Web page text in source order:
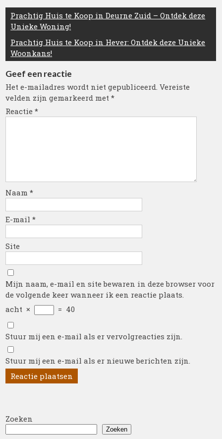
Berichtnavigatie
Prachtig Huis te Koop in Deurne Zuid – Ontdek deze
Unieke Woning!
Prachtig Huis te Koop in Hever: Ontdek deze Unieke
Woonkans!
Geef een reactie
Het e-mailadres wordt niet gepubliceerd. Vereiste
velden zijn gemarkeerd met*
Reactie*
Naam*
E-mail*
Site
Mijn naam, e-mail en site bewaren in deze browser voor
de volgende keer wanneer ik een reactie plaats.
acht × = 40
Stuur mij een e-mail als er vervolgreacties zijn.
Stuur mij een e-mail als er nieuwe berichten zijn.
Zoeken
Zoeken